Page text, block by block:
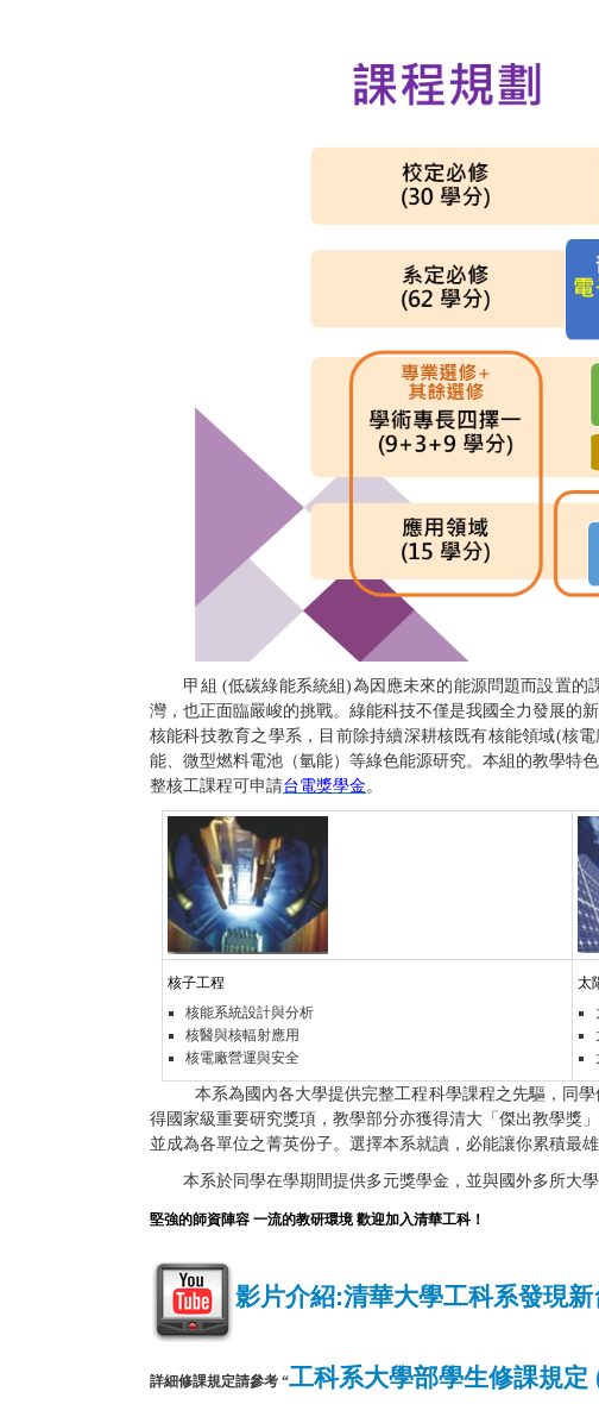
甲組 (低碳綠能系統組)為因應未來的能源問題而設置的
灣，也正面臨嚴峻的挑戰。綠能科技不僅是我國全力發展的
核能科技教育之學系，目前除持續深耕核既有核能領域(核
能、微型燃料電池（氫能）等綠色能源研究。本組的教學特
整核工課程可申請台電獎學金。
核子工程
核能系統設計與分析
核醫與核輻射應用
核電廠營運與安全
太
本系為國內各大學提供完整工程科學課程之先驅，同
得國家級重要研究獎項，教學部分亦獲得清大「傑出教學獎
並成為各單位之菁英份子。選擇本系就讀，必能讓你累積最
本系於同學在學期間提供多元獎學金，並與國外多所大學
堅強的師資陣容 一流的教研環境 歡迎加入清華工科！
影片介紹:清華大學工科系發現
詳細修課規定請參考 “工科系大學部學生修課規